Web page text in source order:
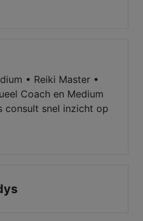
• Reiki Master •
Coach en Medium
consult snel inzicht op